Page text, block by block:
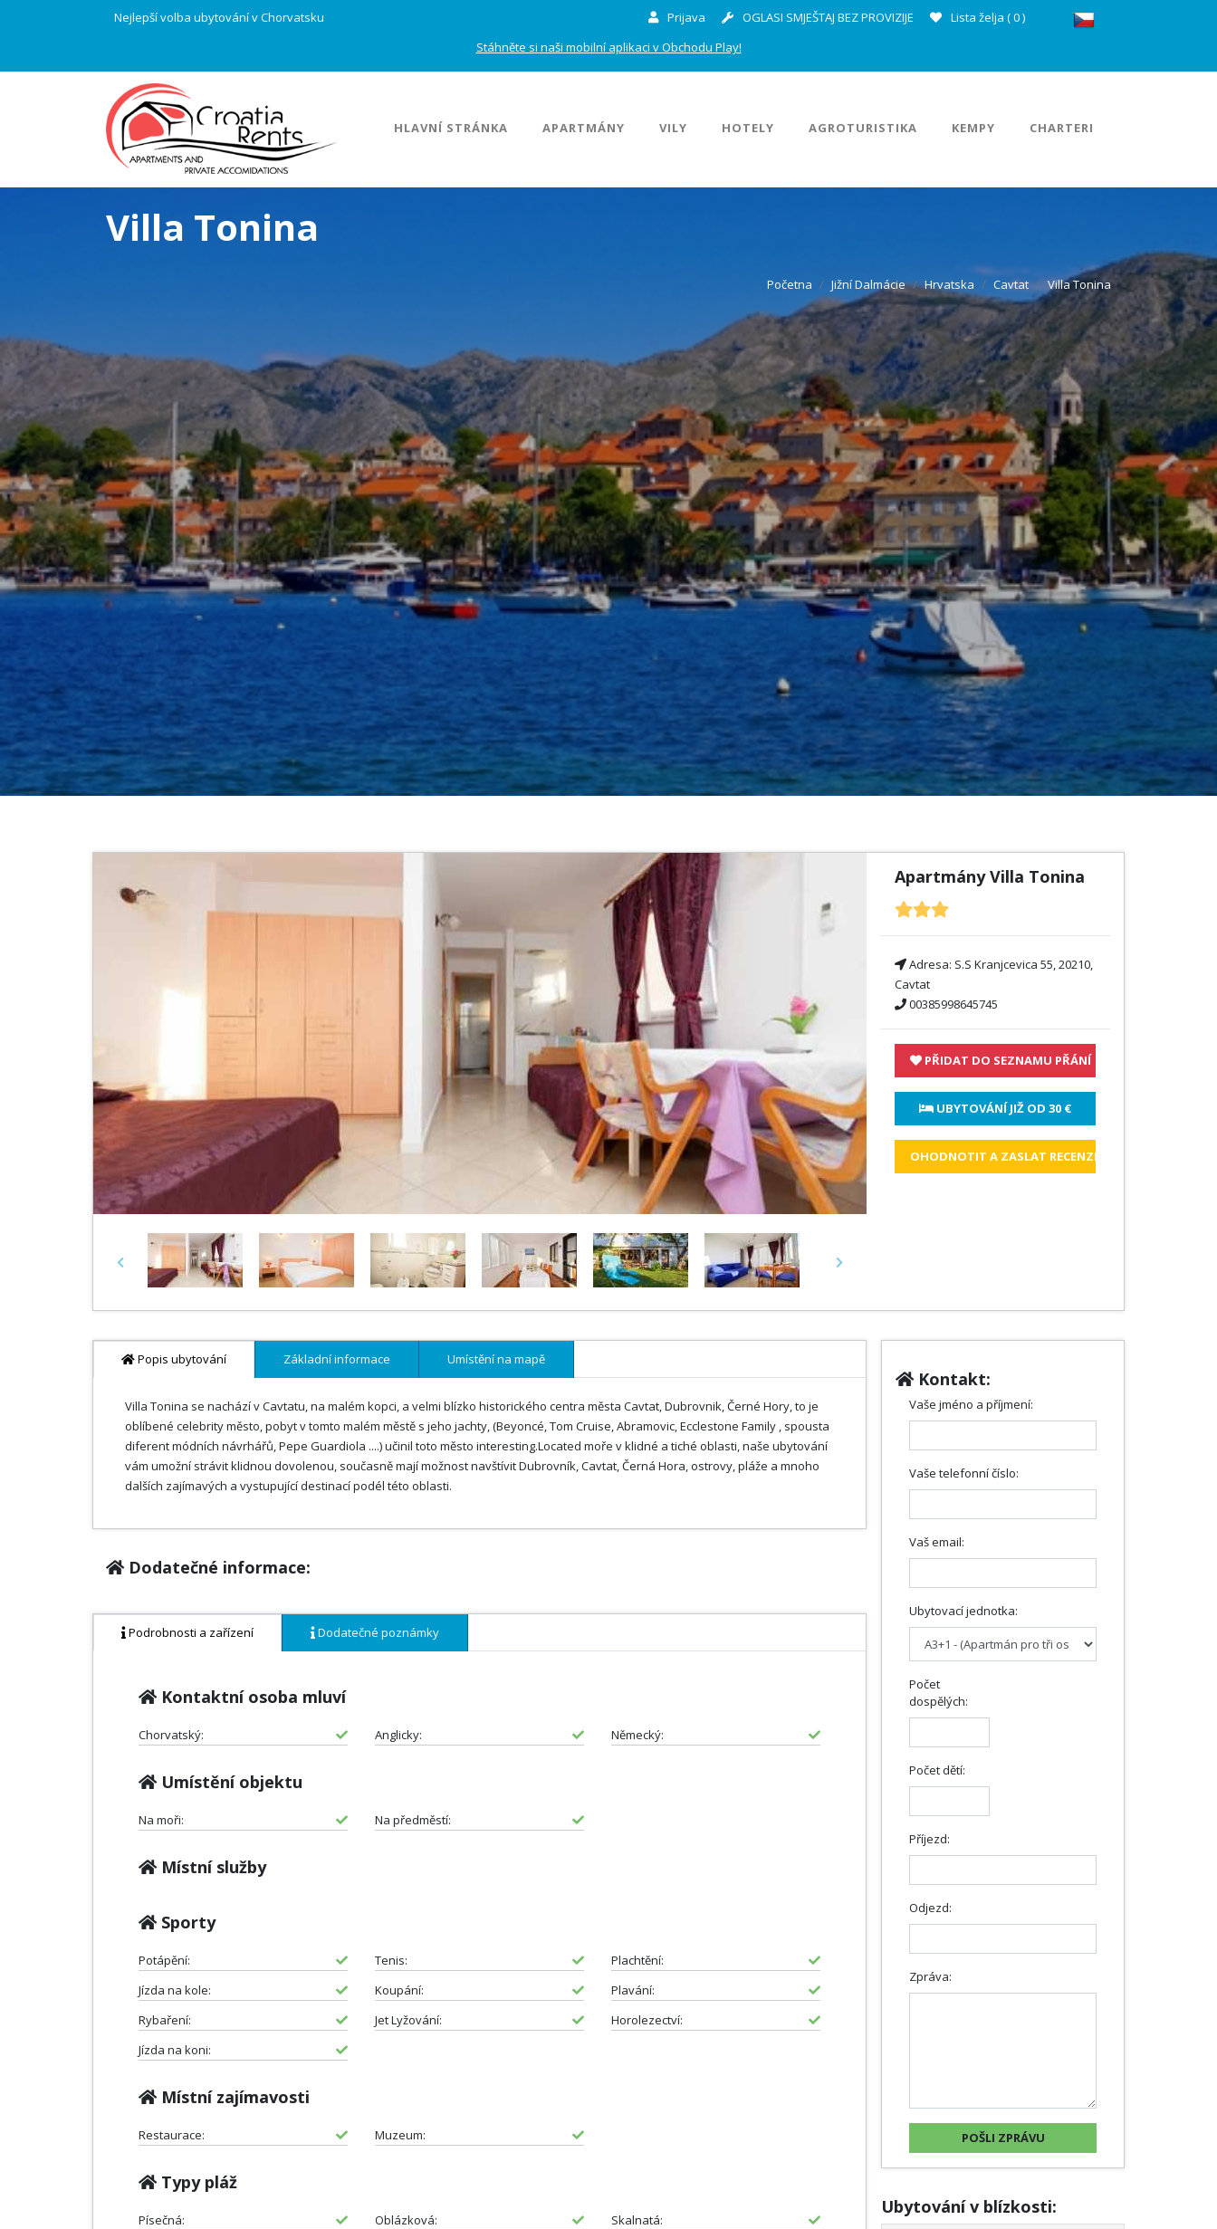
Nejlepší volba ubytování v Chorvatsku Prijava OGLASI SMJEŠTAJ BEZ PROVIZIJE Lista želja (0)
Stáhněte si naši mobilní aplikaci v Obchodu Play!
HLAVNÍ STRÁNKA APARTMÁNY VILY HOTELY AGROTURISTIKA KEMPY CHARTERI
Villa Tonina
Početna Jižní Dalmácie Hrvatska Cavtat Villa Tonina
Previous Next
Apartmány Villa Tonina
Adresa: S.S Kranjcevica 55, 20210,
Cavtat
00385998645745
PŘIDAT DO SEZNAMU PŘÁNÍ
UBYTOVÁNÍ JIŽ OD 30 €
OHODNOTIT A ZASLAT RECENZI
Popis ubytování Základní informace Umístění na mapě
Villa Tonina se nachází v Cavtatu, na malém kopci, a velmi blízko historického centra města Cavtat, Dubrovnik, Černé Hory, to je
oblíbené celebrity město, pobyt v tomto malém městě s jeho jachty, (Beyoncé, Tom Cruise, Abramovic, Ecclestone Family , spousta
diferent módních návrhářů, Pepe Guardiola ....) učinil toto město interesting.Located moře v klidné a tiché oblasti, naše ubytování
vám umožní strávit klidnou dovolenou, současně mají možnost navštívit Dubrovník, Cavtat, Černá Hora, ostrovy, pláže a mnoho
dalších zajímavých a vystupující destinací podél této oblasti.
Dodatečné informace:
Podrobnosti a zařízení Dodatečné poznámky
Kontaktní osoba mluví
Chorvatský: Anglicky: Německý:
Umístění objektu
Na moři: Na předměstí:
Místní služby
Sporty
Potápění: Tenis:
Plachtění:
Jízda na kole:
Koupání:
Plavání:
Rybaření:
Jet Lyžování:
Horolezectví:
Jízda na koni:
Místní zajímavosti
Restaurace: Muzeum:
Typy pláž
Písečná: Oblázková:
Skalnatá:
Kontakt:
Vaše jméno a příjmení:
Vaše telefonní číslo:
Vaš email:
Ubytovací jednotka:
Počet
dospělých:
Počet dětí:
Příjezd:
Odjezd:
Zpráva:
Ubytování v blízkosti: